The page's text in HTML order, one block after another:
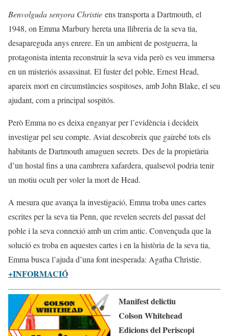
Benvolguda senyora Christie ens transporta a Dartmouth, el
1948, on Emma Marbury hereta una llibreria de la seva tia,
desapareguda anys enrere. En un ambient de postguerra, la
protagonista intenta reconstruir la seva vida però es veu immersa
en un misteriós assassinat. El fuster del poble, Ernest Head,
apareix mort en circumstàncies sospitoses, amb John Blake, el seu
ajudant, com a principal sospitós.
Però Emma no es deixa enganyar per l’evidència i decideix
investigar pel seu compte. Aviat descobreix que gairebé tots els
habitants de Dartmouth amaguen secrets. Des de la propietària
d’un hostal fins a una cambrera xafardera, qualsevol podria tenir
un motiu ocult per voler la mort de Head.
A mesura que avança la investigació, Emma troba unes cartes
escrites per la seva tia Penn, que revelen secrets del passat del
poble i la seva connexió amb un crim antic. Convençuda que la
solució es troba en aquestes cartes i en la història de la seva tia,
Emma busca l’ajuda d’una font inesperada: Agatha Christie.
+INFORMACIÓ
Manifest delictiu
Colson Whitehead
Edicions del Periscopi